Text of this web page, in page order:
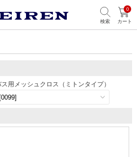
検索
0
カート
用メッシュクロス（ミトンタイプ）